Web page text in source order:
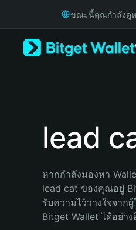
Русский
Bahasa Indonesia
ขณะนี้คุณกำลังดู
lead
หากกำลังมองหา
lead cat ของคุณอยู่
รับความไว้วางใจจา
Bitget Wallet ได้อย่าง